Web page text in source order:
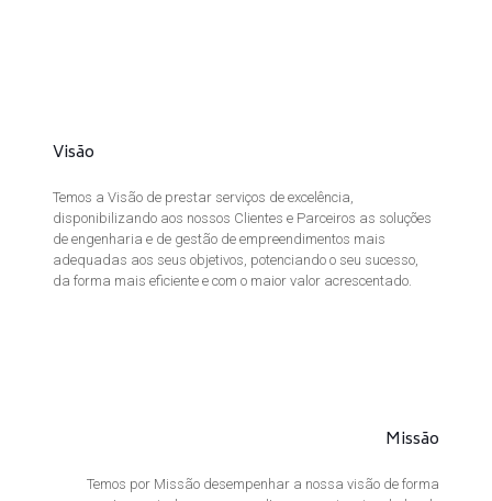
Visão
Temos a Visão de prestar serviços de excelência,
disponibilizando aos nossos Clientes e Parceiros as soluções
de engenharia e de gestão de empreendimentos mais
adequadas aos seus objetivos, potenciando o seu sucesso,
da forma mais eficiente e com o maior valor acrescentado.
Missão
Temos por Missão desempenhar a nossa visão de forma